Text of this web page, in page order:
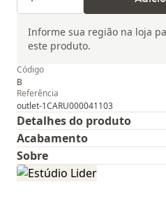
Informe sua região na loja
este produto.
Código
B
Referência
outlet-1CARU000041103
Detalhes do produto
Acabamento
Sobre